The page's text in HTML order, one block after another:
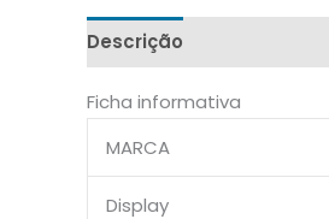
Descrição
Ficha informativa
MARCA
Display